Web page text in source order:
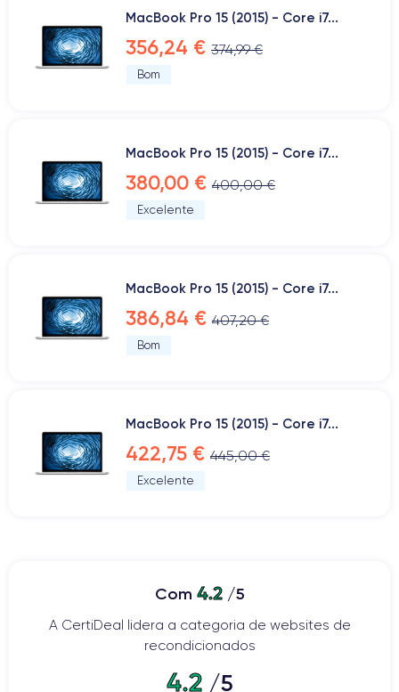
MacBook Pro 15 (2015) - Core i7...
356,24 € 374,99 €
Bom
MacBook Pro 15 (2015) - Core i7...
380,00 € 400,00 €
Excelente
MacBook Pro 15 (2015) - Core i7...
386,84 € 407,20 €
Bom
MacBook Pro 15 (2015) - Core i7...
422,75 € 445,00 €
Excelente
Com 4.2/5
A CertiDeal lidera a categoria de websites de
recondicionados
4.2/5